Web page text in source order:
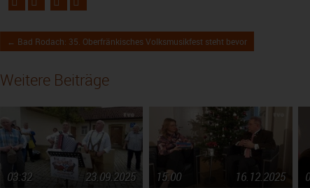
← Bad Rodach: 35. Oberfränkisches Volksmusikfest steht bevor
Weitere Beiträge
23.09.2025
03:32
16.12.2025
15:00